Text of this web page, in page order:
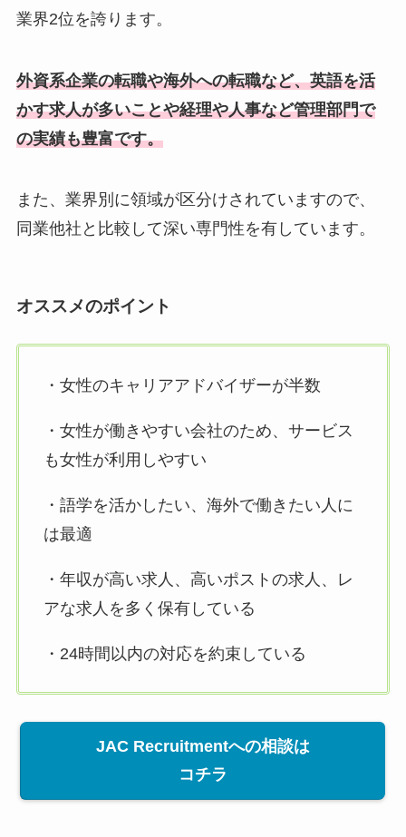
業界2位を誇ります。
外資系企業の転職や海外への転職など、英語を活
かす求人が多いことや経理や人事など管理部門で
の実績も豊富です。
また、業界別に領域が区分けされていますので、
同業他社と比較して深い専門性を有しています。
オススメのポイント
・女性のキャリアアドバイザーが半数
・女性が働きやすい会社のため、サービス
も女性が利用しやすい
・語学を活かしたい、海外で働きたい人に
は最適
・年収が高い求人、高いポストの求人、レ
アな求人を多く保有している
・24時間以内の対応を約束している
JAC Recruitmentへの相談は
コチラ